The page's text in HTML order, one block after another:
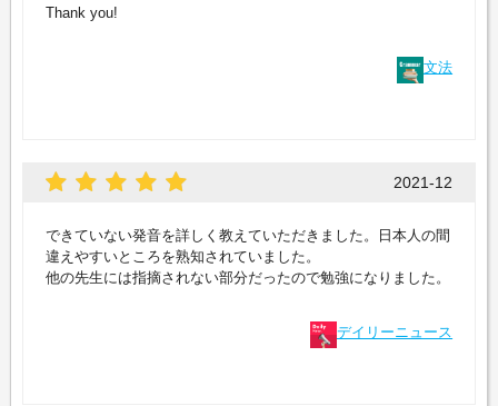
Thank you!
文法
2021-12
できていない発音を詳しく教えていただきました。日本人の間
違えやすいところを熟知されていました。
他の先生には指摘されない部分だったので勉強になりました。
デイリーニュース